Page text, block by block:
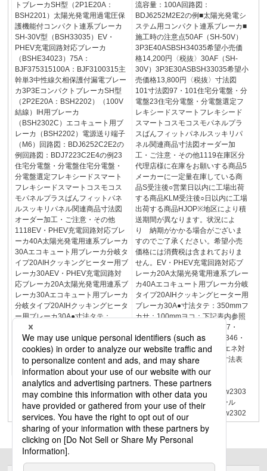
トブレーカSH型（2P1E20A：
BSH2201）太陽光発電用過電圧保
護機能付コンパクト連系ブレーカ
SH-30V型（BSH33035）EV・
PHEV充電回路対応ブレーカ
（BSHE34023）75A：
BJF375315100A：BJF3100315主
幹単3中性線欠相保護付漏電ブレー
カ3P3EコンパクトブレーカSH型
（2P2E20A：BSH2202）（100V
結線）IH用ブレーカ
（BSH2302C）エコキュート用ブ
レーカ（BSH2202）電源送り端子
（M6）回路図：BDJ6252C2E2の
例回路図：BDJ7223C2E4の例23
住宅分電盤・分電盤住宅分電盤・
分電盤選定フレキシードスマート
フレキシードスマートコスモコス
モパネルプラスばんフィットパネ
ルスッキリパネル関連商品寸法図
オーダー加工・ご注意・その他
1118EV・PHEV充電回路対応ブレ
ーカ40A太陽光発電用連系ブレーカ
30Aエコキュート用ブレーカ分岐タ
イプ20AIHクッキングヒーター用ブ
レーカ30AEV・PHEV充電回路対
応ブレーカ20A太陽光発電用連系ブ
レーカ30Aエコキュート用ブレーカ
分岐タイプ20AIHクッキングヒータ
ー用ブレーカ30A●寸法タテ：
350mmフカサ：100mmヨコ：下記
表内参照●寸法タテ：350mmフカ
サ：100mmヨコ：下記表内参照寸
法表示単位：mmフレキシード創エ
ネ対応リミッタースペースなし
流容量：100A回路図：
BDJ6252M2E2の例■太陽光発電シ
ステム用コンパクト連系ブレーカ■
施工時の注意点50AF（SH-50V）
3P3E40ASBSH34035希望小売価
格14,200円〈税抜〉30AF（SH-
30V）3P3E30ASBSH33035希望小
売価格13,800円〈税抜〉寸法図
101寸法図97・101住宅分電盤・分
電盤23住宅分電盤・分電盤選定フ
レキシードスマートフレキシード
スマートコスモコスモパネルプラ
スばんフィットパネルスッキリパ
ネル関連商品寸法図オーダー加
工・ご注意・その他1119在庫区分
代理店様に在庫をお願いする商品5
メーカーに一定量在庫している商
品S受注後○営業日以内に工場出荷
する商品KLM受注後○日以内に工場
出荷する商品HJOP※地区により積
送期間が異なります。状況によ
り 納期がかかる場合がございま
すのでご了承ください。希望小売
価格には消費税は含まれておりま
せん。EV・PHEV充電回路対応ブ
レーカ20A太陽光発電用連系ブレー
カ40Aエコキュート用ブレーカ分岐
タイプ20AIHクッキングヒーター用
ブレーカ30A●寸法タテ：350mmフ
カサ：100mmヨコ：下記表内参照
主幹用・連系用ブレーカ1307・
1308寸法図1325・1326・1346・
1347掲載頁フレキシード創エネ対
応リミッタースペースなし寸法表
示単位：mm住宅分電盤
FLEXIID（フレキシード）
www2.panasonic.biz/s/d26/w2303
住宅分電盤かんたん選定ツール
www2.panasonic.biz/s/d26/w2302